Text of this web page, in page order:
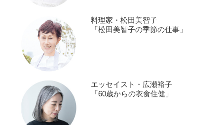
料理家・松田美智子
「松田美智子の季節の仕事」
エッセイスト・広瀬裕子
「60歳からの衣食住健」